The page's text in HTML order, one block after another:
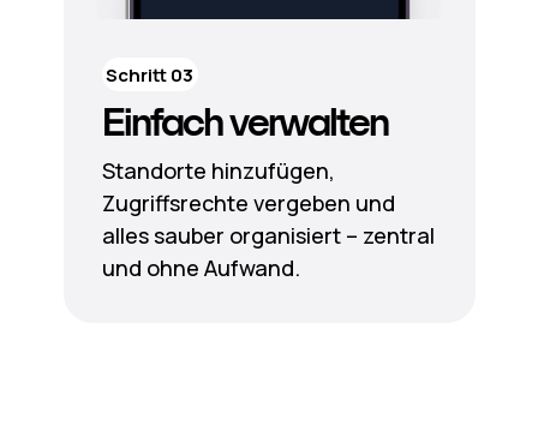
Einfach verwalten
Standorte hinzufügen,
Zugriffsrechte vergeben und
alles sauber organisiert – zentral
und ohne Aufwand.
Schritt 03